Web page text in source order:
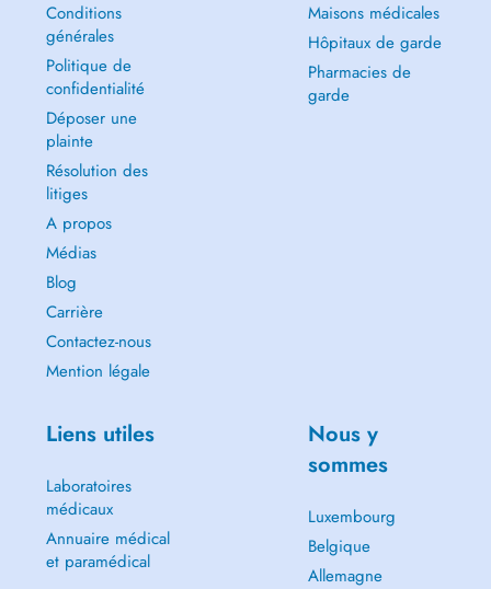
Conditions
générales
Politique de
confidentialité
Déposer une
plainte
Résolution des
litiges
A propos
Médias
Blog
Carrière
Contactez-nous
Mention légale
Maisons médicales
Hôpitaux de garde
Pharmacies de
garde
Liens utiles
Laboratoires
médicaux
Annuaire médical
et paramédical
Nous y
sommes
Luxembourg
Belgique
Allemagne